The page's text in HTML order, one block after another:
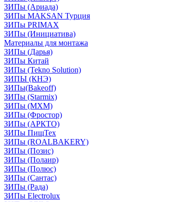
ЗИПы (Ариада)
ЗИПы MAKSAN Турция
ЗИПы PRIMAX
ЗИПы (Инициатива)
Материалы для монтажа
ЗИПы (Дарья)
ЗИПы Китай
ЗИПы (Tekno Solution)
ЗИПЫ (КНЭ)
ЗИПы(Bakeoff)
ЗИПы (Starmix)
ЗИПы (МХМ)
ЗИПы (Фростор)
ЗИПы (АРКТО)
ЗИПы ПищТех
ЗИПы (ROALBAKERY)
ЗИПы (Позис)
ЗИПы (Полаир)
ЗИПы (Полюс)
ЗИПы (Сантас)
ЗИПы (Рада)
ЗИПы Electrolux